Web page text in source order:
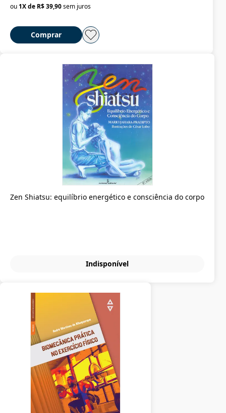
ou1X de R$ 39,90sem juros
Comprar
Zen Shiatsu: equilíbrio energético e consciência do corpo
Indisponível